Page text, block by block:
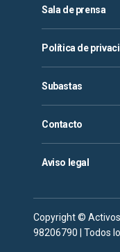
Sala de prensa
Política de
Subastas
Contacto
Aviso legal
Copyright © Activos
98206790 | Todos